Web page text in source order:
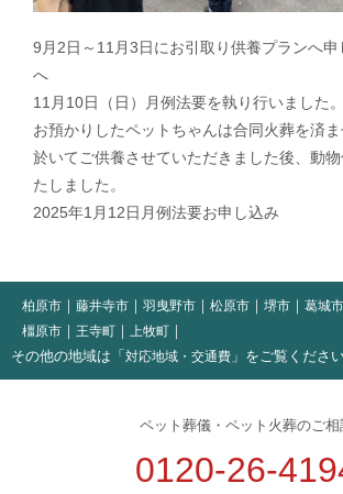
9月2日～11月3日にお引取り供養プランへ申
へ
11月10日（日）月例法要を執り行いました。
お預かりしたペットちゃんは合同火葬を済
於いてご供養させていただきました後、動
たしました。
2025年1月12日月例法要お申し込み
柏原市 藤井寺市 羽曳野市 松原市 堺市 葛城市
橿原市
王寺町 上牧町
その他の地域は「 対応地域・交通費 」をご覧ください
ペット葬儀・ペット火葬のご相
0120-26-